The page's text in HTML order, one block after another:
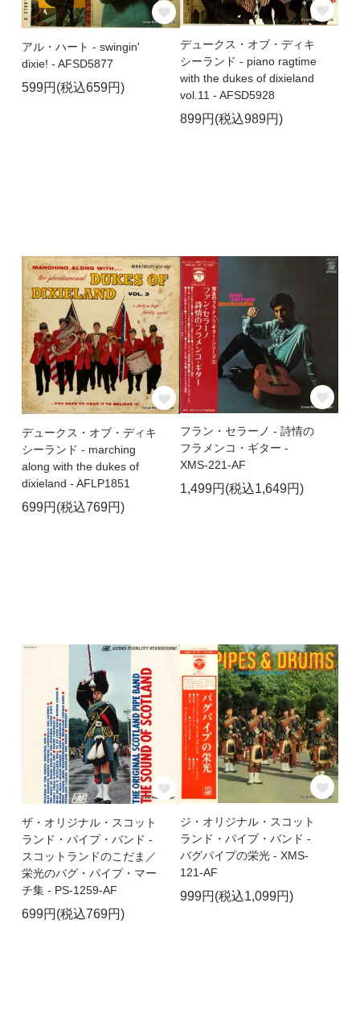
アル・ハート - swingin'
dixie! - AFSD5877
599円(税込659円)
デュークス・オブ・ディキ
シーランド - piano ragtime
with the dukes of dixieland
vol.11 - AFSD5928
899円(税込989円)
デュークス・オブ・ディキ
シーランド - marching
along with the dukes of
dixieland - AFLP1851
699円(税込769円)
フラン・セラーノ - 詩情の
フラメンコ・ギター -
XMS-221-AF
1,499円(税込1,649円)
ザ・オリジナル・スコット
ランド・パイプ・バンド -
スコットランドのこだま／
栄光のバグ・パイプ・マー
チ集 - PS-1259-AF
699円(税込769円)
ジ・オリジナル・スコット
ランド・パイプ・バンド -
バグパイプの栄光 - XMS-
121-AF
999円(税込1,099円)